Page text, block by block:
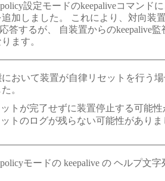
設定モードのkeepaliveコマンドに
加しました。 これにより、対向装
答するが、 自装置からのkeepalive
ます。
おいて装置が自律リセットを行う
。
トが完了せずに装置停止する可能
トのログが残らない可能性がありま
policyモードの keepalive の ヘルプ文